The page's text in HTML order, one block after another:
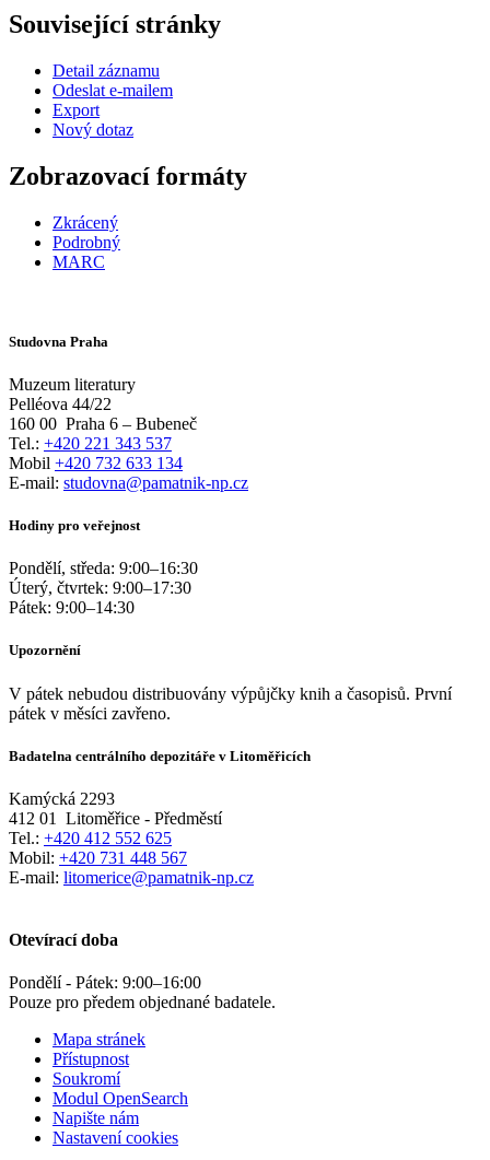
Související stránky
Detail záznamu
Odeslat e-mailem
Export
Nový dotaz
Zobrazovací formáty
Zkrácený
Podrobný
MARC
Studovna Praha
Muzeum literatury
Pelléova 44/22
160 00 Praha 6 – Bubeneč
Tel.: +420 221 343 537
Mobil +420 732 633 134
E-mail: studovna@pamatnik-np.cz
Hodiny pro veřejnost
Pondělí, středa: 9:00–16:30
Úterý, čtvrtek: 9:00–17:30
Pátek: 9:00–14:30
Upozornění
V pátek nebudou distribuovány výpůjčky knih a časopisů. První
pátek v měsíci zavřeno.
Badatelna centrálního depozitáře v Litoměřicích
Kamýcká 2293
412 01
Litoměřice - Předměstí
Tel.: +420 412 552 625
Mobil: +420 731 448 567
E-mail: litomerice@pamatnik-np.cz
Otevírací doba
Pondělí - Pátek: 9:00–16:00
Pouze pro předem objednané badatele.
Mapa stránek
Přístupnost
Soukromí
Modul OpenSearch
Napište nám
Nastavení cookies